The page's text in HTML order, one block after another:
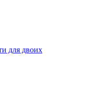
для двоих